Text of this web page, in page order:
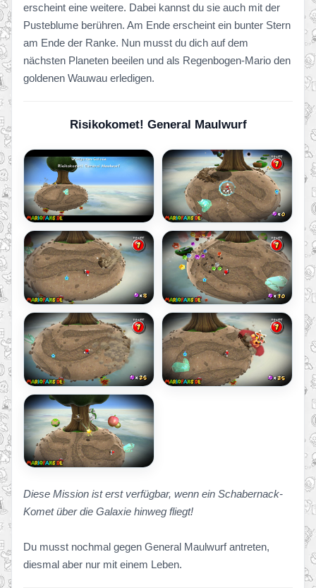
erscheint eine weitere. Dabei kannst du sie auch mit der
Pusteblume berühren. Am Ende erscheint ein bunter Stern
am Ende der Ranke. Nun musst du dich auf dem
nächsten Planeten beeilen und als Regenbogen-Mario den
goldenen Wauwau erledigen.
Risikokomet! General Maulwurf
Diese Mission ist erst verfügbar, wenn ein Schabernack-
Komet über die Galaxie hinweg fliegt!
Du musst nochmal gegen General Maulwurf antreten,
diesmal aber nur mit einem Leben.